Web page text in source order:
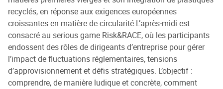
recyclés, en réponse aux exigences européennes
croissantes en matière de circularité.L’après‑midi est
consacré au serious game Risk&RACE, où les participants
endossent des rôles de dirigeants d’entreprise pour gérer
l’impact de fluctuations réglementaires, tensions
d’approvisionnement et défis stratégiques. L’objectif :
comprendre, de manière ludique et concrète, comment